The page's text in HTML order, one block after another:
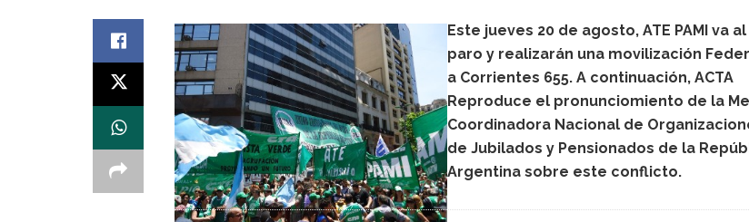
Este jueves 20 de agosto, ATE PAMI va al
paro y realizarán una movilización
a Corrientes 655. A continuación, ACTA
Reproduce el pronunciomiento de la
Coordinadora Nacional de
de Jubilados y Pensionados de la
Argentina sobre este conflicto.